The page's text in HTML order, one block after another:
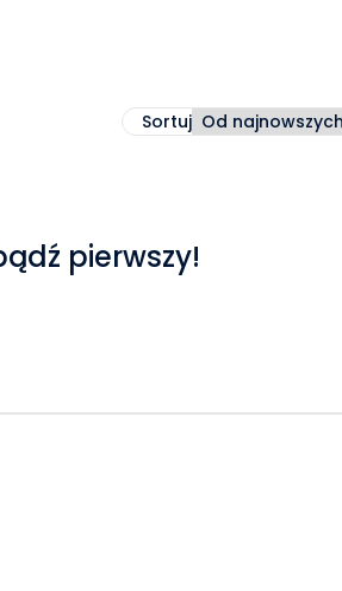
Sortuj
pierwszy!